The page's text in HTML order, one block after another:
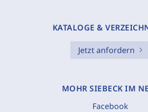
KATALOGE &
Jetzt anfordern
MOHR SIEBECK IM
Facebook